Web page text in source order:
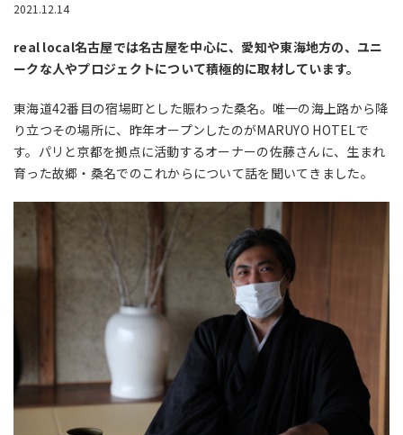
2021.12.14
real local名古屋では名古屋を中心に、愛知や東海地方の、ユニ
ークな人やプロジェクトについて積極的に取材しています。
東海道42番目の宿場町とした賑わった桑名。唯一の海上路から降
り立つその場所に、昨年オープンしたのがMARUYO HOTELで
す。パリと京都を拠点に活動するオーナーの佐藤さんに、生まれ
育った故郷・桑名でのこれからについて話を聞いてきました。